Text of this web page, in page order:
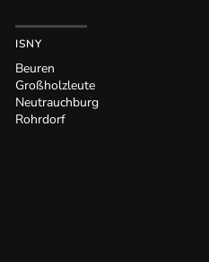
ISNY
Beuren
Großholzleute
Neutrauchburg
Rohrdorf